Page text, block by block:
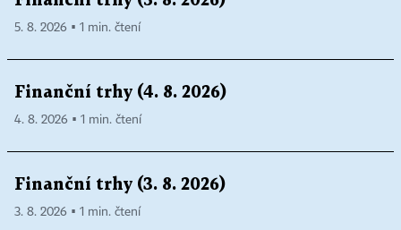
5. 8. 2026 ▪ 1 min. čtení
Finanční trhy (4. 8. 2026)
4. 8. 2026 ▪ 1 min. čtení
Finanční trhy (3. 8. 2026)
3. 8. 2026 ▪ 1 min. čtení